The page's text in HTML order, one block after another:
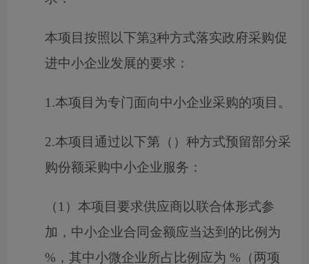
本项目 按照 以下第3种方式落实政府采购促
进中小企业发展的要求：
1 .本项目为专门面向中小企业采购的项目。
2.本项目通过以下第（）种方式预留部分采
购份额采购中小企业 服务 ：
（ 1）本项目要求供应商以联合体形式参
加，中小企业合同金额应当达到的比例为
% ，其中小微企业所占比例应为 % （两项